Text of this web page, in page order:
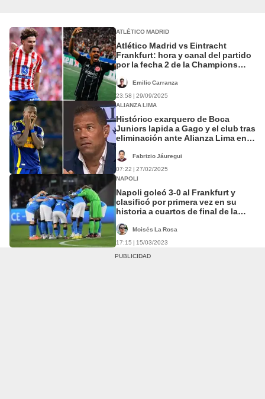
ATLÉTICO MADRID
Atlético Madrid vs Eintracht
Frankfurt: hora y canal del partido
por la fecha 2 de la Champions
Emilio Carranza
23:58 | 29/09/2025
ALIANZA LIMA
Histórico exarquero de Boca
Juniors lapida a Gago y el club tras
eliminación ante Alianza Lima en la
Fabrizio Jáuregui
07:22 | 27/02/2025
NAPOLI
Napoli goleó 3-0 al Frankfurt y
clasificó por primera vez en su
historia a cuartos de final de la
Moisés La Rosa
17:15 | 15/03/2023